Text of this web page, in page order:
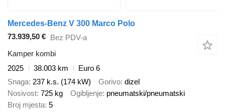
Mercedes-Benz V 300 Marco Polo
73.939,50 € Bez PDV-a
Kamper kombi
2025
38.003 km
Euro 6
Snaga 237 k.s. (174 kW) Gorivo dizel
Nosivost 725 kg Ogibljenje pneumatski/pneumatski
Broj mjesta 5